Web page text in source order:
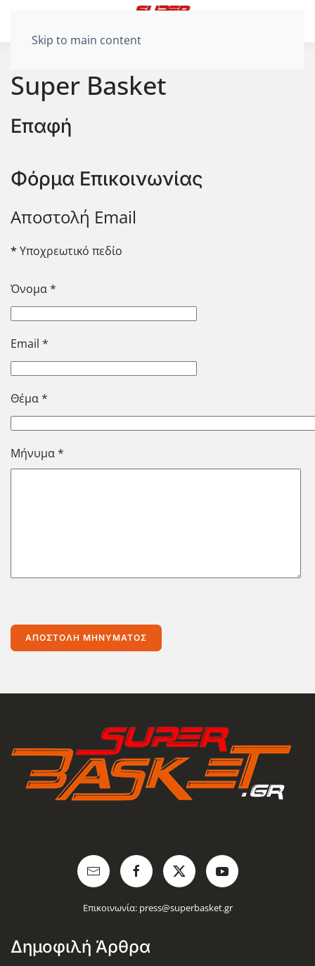
Skip to main content
Super Basket
Επαφή
Φόρμα Επικοινωνίας
Αποστολή Email
* Υποχρεωτικό πεδίο
Όνομα*
Email *
Θέμα*
Μήνυμα*
ΑΠΟΣΤΟΛΉ ΜΗΝΎΜΑΤΟΣ
Επικοινωνία: press@superbasket.gr
Δημοφιλή Άρθρα